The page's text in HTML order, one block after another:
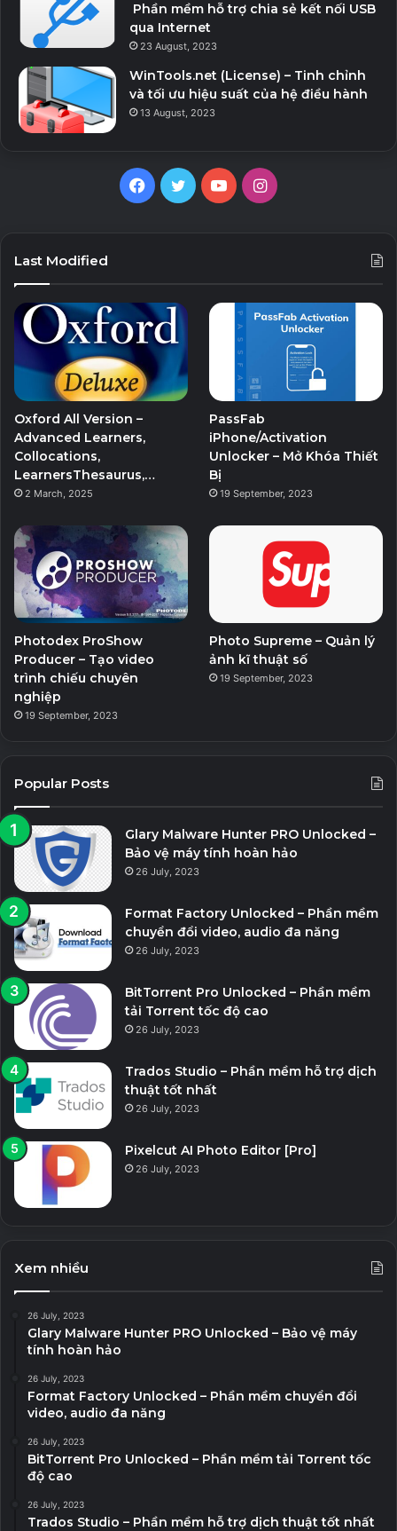
Phần mềm hỗ trợ chia sẻ kết nối USB
qua Internet
23 August, 2023
WinTools.net (License) – Tinh chỉnh
và tối ưu hiệu suất của hệ điều hành
13 August, 2023
Facebook
TwitterYouTubeInstagram
Last Modified
Oxford All Version –
Advanced Learners,
Collocations,
LearnersThesaurus,…
2 March, 2025
PassFab
iPhone/Activation
Unlocker – Mở Khóa Thiết
Bị
19 September, 2023
Photodex ProShow
Producer – Tạo video
trình chiếu chuyên
nghiệp
19 September, 2023
Photo Supreme – Quản lý
ảnh kĩ thuật số
19 September, 2023
Popular Posts
Glary Malware Hunter PRO Unlocked –
Bảo vệ máy tính hoàn hảo
26 July, 2023
Format Factory Unlocked – Phần mềm
chuyển đổi video, audio đa năng
26 July, 2023
BitTorrent Pro Unlocked – Phần mềm
tải Torrent tốc độ cao
26 July, 2023
Trados Studio – Phần mềm hỗ trợ dịch
thuật tốt nhất
26 July, 2023
Pixelcut AI Photo Editor [Pro]
26 July, 2023
Xem nhiều
26 July, 2023
Glary Malware Hunter PRO Unlocked – Bảo vệ máy
tính hoàn hảo
26 July, 2023
Format Factory Unlocked – Phần mềm chuyển đổi
video, audio đa năng
26 July, 2023
BitTorrent Pro Unlocked – Phần mềm tải Torrent tốc
độ cao
26 July, 2023
Trados Studio – Phần mềm hỗ trợ dịch thuật tốt nhất